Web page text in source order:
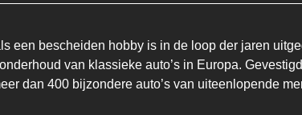
een bescheiden hobby is in de loop der jaren
van klassieke auto’s in Europa.
dan 400 bijzondere auto’s van uiteenlopende